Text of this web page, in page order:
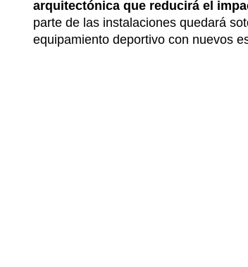
arquitectónica que reducirá el
parte de las instalaciones quedará
equipamiento deportivo con nuevos